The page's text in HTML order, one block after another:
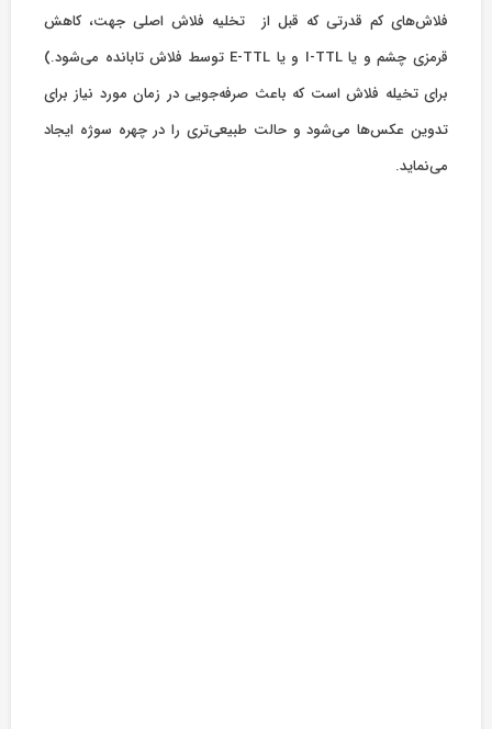
فلاش‌های کم قدرتی که قبل از تخلیه فلاش اصلی جهت، کاهش
قرمزی چشم و یا I-TTL و یا E-TTL توسط فلاش تابانده می‌شود.)
برای تخیله فلاش است که باعث صرفه‌جویی در زمان مورد نیاز برای
تدوین عکس‌ها می‌شود و حالت طبیعی‌تری را در چهره سوژه ایجاد
می‌نماید.